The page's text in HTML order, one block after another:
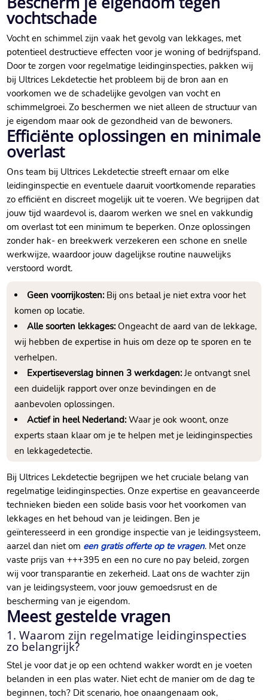
vochtschade
Vocht en schimmel zijn vaak het gevolg van lekkages, met
potentieel destructieve effecten voor je woning of bedrijfspand.​
Door te zorgen voor regelmatige leidinginspecties, pakken wij
bij Ultrices Lekdetectie het probleem bij de bron aan en
voorkomen we de schadelijke gevolgen van vocht en
schimmelgroei.​ Zo beschermen we niet alleen de structuur van
je eigendom maar ook de gezondheid van de bewoners.​
Efficiënte oplossingen en minimale
overlast
Ons team bij Ultrices Lekdetectie streeft ernaar om elke
leidinginspectie en eventuele daaruit voortkomende reparaties
zo efficiënt en discreet mogelijk uit te voeren.​ We begrijpen dat
jouw tijd waardevol is, daarom werken we snel en vakkundig
om overlast tot een minimum te beperken.​ Onze oplossingen
zonder hak- en breekwerk verzekeren een schone en snelle
werkwijze, waardoor jouw dagelijkse routine nauwelijks
verstoord wordt.​
Geen voorrijkosten:Bij ons betaal je niet extra voor het
komen op locatie.​
Alle soorten lekkages:Ongeacht de aard van de lekkage,
wij hebben de expertise in huis om deze op te sporen en te
verhelpen.​
Expertiseverslag binnen 3 werkdagen:Je ontvangt snel
een duidelijk rapport over onze bevindingen en de
aanbevolen oplossingen.​
Actief in heel Nederland:Waar je ook woont, onze
experts staan klaar om je te helpen met je leidinginspecties
en lekkagedetectie.​
Bij Ultrices Lekdetectie begrijpen we het cruciale belang van
regelmatige leidinginspecties.​ Onze expertise en geavanceerde
technieken bieden een solide basis voor het voorkomen van
lekkages en het behoud van je leidingen.​ Ben je
geïnteresseerd in een grondige inspectie van je leidingsysteem,
aarzel dan niet om een gratis offerte op te vragen.​ Met onze
vaste prijs van +++395 en een no cure no pay beleid, zorgen
wij voor transparantie en zekerheid.​ Laat ons de wachter zijn
van je leidingsysteem, voor jouw gemoedsrust en de
bescherming van je eigendom.​
Meest gestelde vragen
1.​ Waarom zijn regelmatige leidinginspecties
zo belangrijk?
Stel je voor dat je op een ochtend wakker wordt en je voeten
belanden in een plas water.​ Niet echt de manier om de dag te
beginnen, toch? Dit scenario, hoe onaangenaam ook,